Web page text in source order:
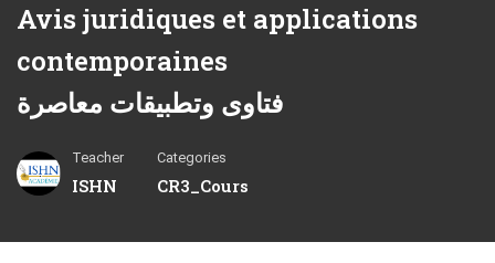
Avis juridiques et applications
contemporaines
فتاوى وتطبيقات معاصرة
Teacher
ISHN
Categories
CR3_Cours